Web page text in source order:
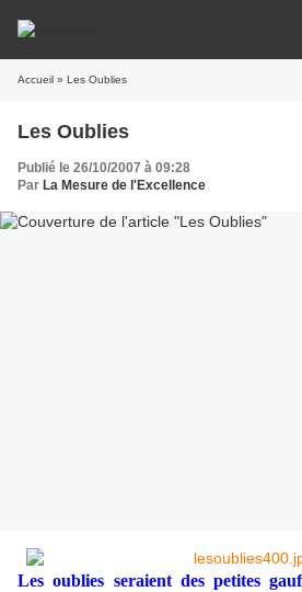
Accueil » Les Oublies
Les Oublies
Publié le 26/10/2007 à 09:28
Par La Mesure de l'Excellence
Les oublies seraient des petites